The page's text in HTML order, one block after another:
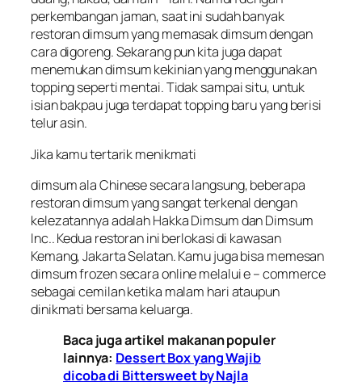
perkembangan jaman, saat ini sudah banyak
restoran dimsum yang memasak dimsum dengan
cara digoreng. Sekarang pun kita juga dapat
menemukan dimsum kekinian yang menggunakan
toppingseperti mentai. Tidak sampai situ, untuk
isian bakpau juga terdapattoppingbaru yang berisi
telur asin.
Jika kamu tertarik menikmati
dimsum alaChinesesecara langsung, beberapa
restoran dimsum yang sangat terkenal dengan
kelezatannya adalah Hakka Dimsum dan Dimsum
Inc.. Kedua restoran ini berlokasi di kawasan
Kemang, Jakarta Selatan. Kamu juga bisa memesan
dimsumfrozensecara online melaluie –commerce
sebagai cemilan ketika malam hari ataupun
dinikmati bersama keluarga.
Baca juga artikel makanan populer
lainnya: Dessert Box yang Wajib
dicoba di Bittersweet by Najla